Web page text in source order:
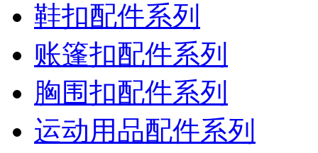
鞋扣配件系列
账篷扣配件系列
胸围扣配件系列
运动用品配件系列